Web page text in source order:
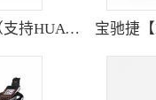
A9 智能跑步机（支持HUAWEI HiLink） SH-T9119P